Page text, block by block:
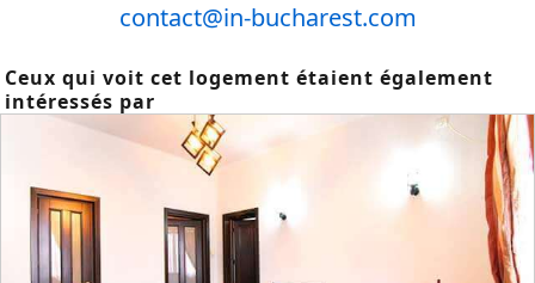
contact@in-bucharest.com
Ceux qui voit cet logement étaient également
intéressés par